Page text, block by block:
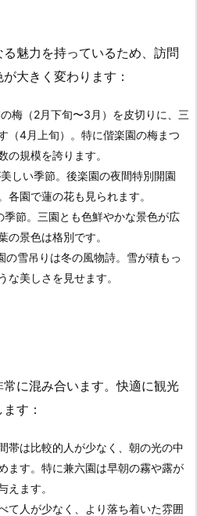
魅力を持っているため、訪問
大きく変わります：
梅（2月下旬〜3月）を皮切りに、三
（4月上旬）。特に偕楽園の梅まつ
の規模を誇ります。
しい季節。後楽園の夜間特別開園
各園で蓮の花も見られます。
季節。三園とも色鮮やかな景色が広
の景色は格別です。
の雪吊りは冬の風物詩。雪が積もっ
な美しさを見せます。
に混み合います。快適に観光
す：
帯は比較的人が少なく、朝の光の中
ます。特に兼六園は早朝の霧や露が
えます。
て人が少なく、より落ち着いた雰囲